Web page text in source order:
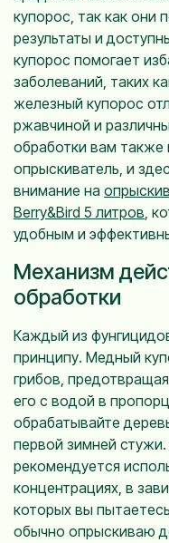
купорос, так как они
результаты и
купорос помогает
заболеваний, таких
железный купорос
ржавчиной и
обработки вам
опрыскиватель, и
внимание на
Berry&Bird 5 литров,
удобным и
Механизм
обработки
Каждый из
принципу. Медный
грибов,
его с водой в
обрабатывайте
первой зимней
рекомендуется
концентрациях, в
которых вы
обычно опрыскиваю